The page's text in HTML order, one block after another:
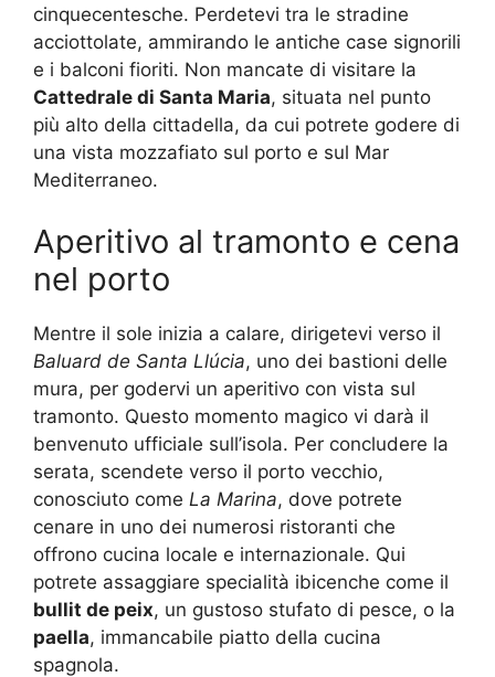
cinquecentesche. Perdetevi tra le stradine
acciottolate, ammirando le antiche case signorili
e i balconi fioriti. Non mancate di visitare la
Cattedrale di Santa Maria, situata nel punto
più alto della cittadella, da cui potrete godere di
una vista mozzafiato sul porto e sul Mar
Mediterraneo.
Aperitivo al tramonto e cena
nel porto
Mentre il sole inizia a calare, dirigetevi verso il
Baluard de Santa Llúcia, uno dei bastioni delle
mura, per godervi un aperitivo con vista sul
tramonto. Questo momento magico vi darà il
benvenuto ufficiale sull’isola. Per concludere la
serata, scendete verso il porto vecchio,
conosciuto come La Marina, dove potrete
cenare in uno dei numerosi ristoranti che
offrono cucina locale e internazionale. Qui
potrete assaggiare specialità ibicenche come il
bullit de peix, un gustoso stufato di pesce, o la
paella, immancabile piatto della cucina
spagnola.